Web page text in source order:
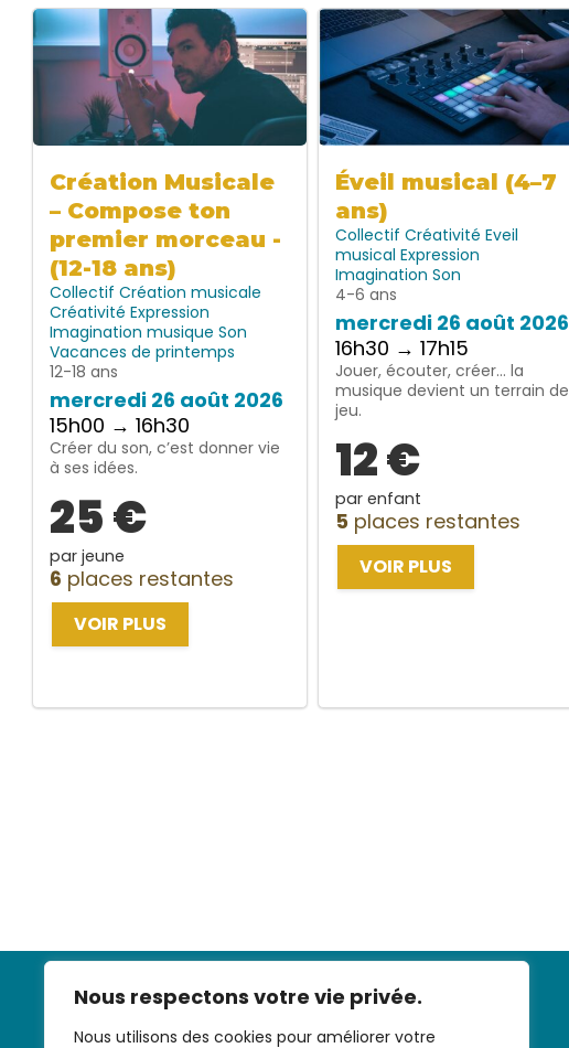
Nous respectons votre vie privée.
Nous utilisons des cookies pour améliorer votre
Création Musicale
– Compose ton
premier morceau -
(12-18 ans)
Collectif Création musicale
Créativité Expression
Imagination musique Son
Vacances de printemps
12-18 ans
mercredi 26 août 2026
15h00 → 16h30
Créer du son, c’est donner vie
à ses idées.
25 €
par jeune
6 places restantes
VOIR PLUS
Éveil musical (4–7
ans)
Collectif Créativité Eveil
musical Expression
Imagination Son
4-6 ans
mercredi 26 août 2026
16h30 → 17h15
Jouer, écouter, créer… la
musique devient un terrain de
jeu.
12 €
par enfant
5 places restantes
VOIR PLUS